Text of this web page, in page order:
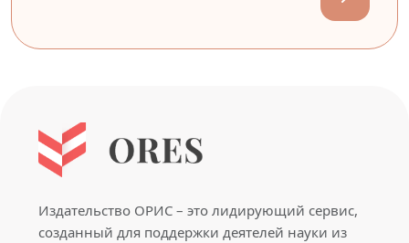
Издательство ОРИС – это лидирующий сервис,
созданный для поддержки деятелей науки из